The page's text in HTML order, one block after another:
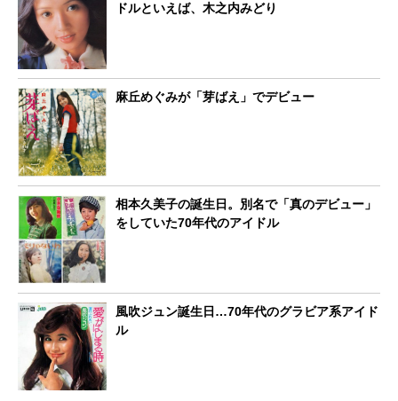
ドルといえば、木之内みどり
麻丘めぐみが「芽ばえ」でデビュー
相本久美子の誕生日。別名で「真のデビュー」
をしていた70年代のアイドル
風吹ジュン誕生日…70年代のグラビア系アイド
ル